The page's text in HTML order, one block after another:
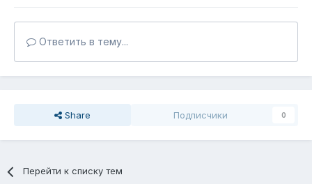
Ответить в тему...
Share Подписчики 0
Перейти к списку тем